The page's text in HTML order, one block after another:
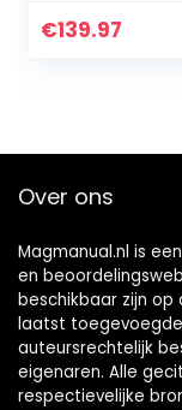
huidige kleine
€139.97
Over ons
Magmanual.nl is
en
beschikbaar zijn
laatst
auteursrechtelijk
eigenaren. Alle
respectievelijke